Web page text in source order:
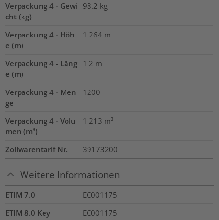
Verpackung 4 - Gewi
cht (kg)
98.2 kg
Verpackung 4 - Höh
e (m)
1.264 m
Verpackung 4 - Läng
e (m)
1.2 m
Verpackung 4 - Men
ge
1200
Verpackung 4 - Volu
men (m³)
1.213 m³
Zollwarentarif Nr. 39173200
Weitere Informationen
ETIM 7.0
EC001175
ETIM 8.0 Key
EC001175